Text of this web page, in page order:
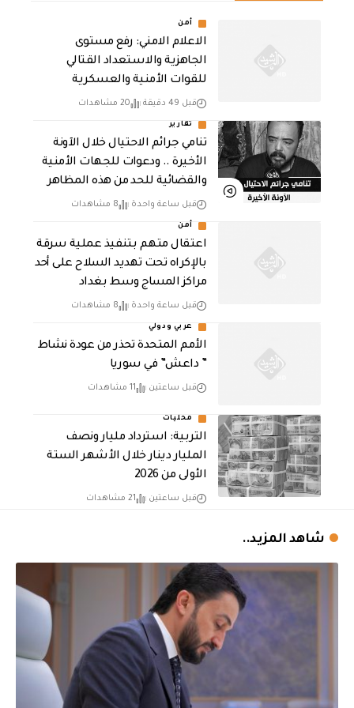
أمن
الاعلام الامني: رفع مستوى
الجاهزية والاستعداد القتالي
للقوات الأمنية والعسكرية
قبل 49 دقيقة 20 مشاهدات
تقارير
تنامي جرائم الاحتيال خلال الآونة
الأخيرة .. ودعوات للجهات الأمنية
والقضائية للحد من هذه المظاهر
قبل ساعة واحدة 8 مشاهدات
أمن
اعتقال متهم بتنفيذ عملية سرقة
بالإكراه تحت تهديد السلاح على أحد
مراكز المساج وسط بغداد
قبل ساعة واحدة 8 مشاهدات
عربي ودولي
الأمم المتحدة تحذر من عودة نشاط
” داعش” في سوريا
قبل ساعتين 11 مشاهدات
محليات
التربية: استرداد مليار ونصف
المليار دينار خلال الأشهر الستة
الأولى من 2026
قبل ساعتين 21 مشاهدات
شاهد المزيد..